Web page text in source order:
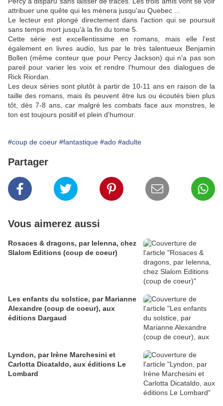
attribuer une quête qui les mènera jusqu'au Quebec ...
Le lecteur est plongé directement dans l'action qui se poursuit
sans temps mort jusqu'à la fin du tome 5.
Cette série est excellentissime en romans, mais elle l'est
également en livres audio, lus par le très talentueux Benjamin
Bollen (même conteur que pour Percy Jackson) qui n'a pas son
pareil pour varier les voix et rendre l'humour des dialogues de
Rick Riordan.
Les deux séries sont plutôt à partir de 10-11 ans en raison de la
taille des romans, mais ils peuvent être lus ou écoutés bien plus
tôt, dès 7-8 ans, car malgré les combats face aux monstres, le
ton est toujours positif et plein d'humour.
#coup de coeur #fantastique #ado #adulte
Partager
Vous aimerez aussi
Rosaces & dragons, par Ielenna, chez
Slalom Editions (coup de coeur)
Les enfants du solstice, par Marianne
Alexandre (coup de coeur), aux
éditions Dargaud
Lyndon, par Irène Marchesini et
Carlotta Dicataldo, aux éditions Le
Lombard